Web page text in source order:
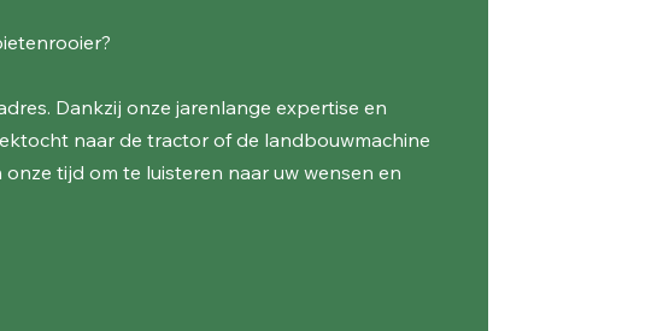
Dankzij onze jarenlange expertise en
naar de tractor of de landbouwmachine
tijd om te luisteren naar uw wensen en